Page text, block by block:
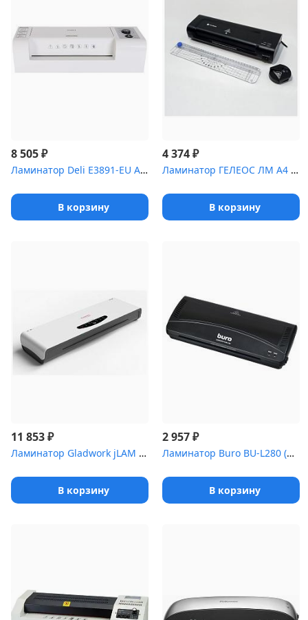
8 505₽
Ламинатор Deli E3891-EU A4 (80-200мкм) 25см/мин хол.лам. лам.фото...
В корзину
4 374₽
Ламинатор ГЕЛЕОС ЛМ A4 Комбо (А4, 2х150 (пленка 75-150мкм)
В корзину
11 853₽
Ламинатор Gladwork jLAM A3 Full белый (JLAM A3 FULL) A3 (60-250мк...
В корзину
2 957₽
Ламинатор Buro BU-L280 (OL280) A4 (80-125мкм) 25см/мин (2вал.) хо...
В корзину